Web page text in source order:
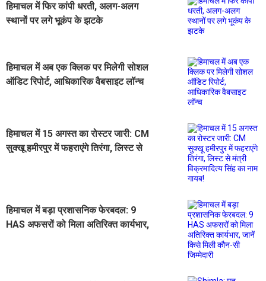
हिमाचल में फिर कांपी धरती, अलग-अलग
स्थानों पर लगे भूकंप के झटके
हिमाचल में अब एक क्लिक पर मिलेगी सोशल
ऑडिट रिपोर्ट, आधिकारिक वैबसाइट लॉन्च
हिमाचल में 15 अगस्त का रोस्टर जारी: CM
सुक्खू हमीरपुर में फहराएंगे तिरंगा, लिस्ट से
हिमाचल में बड़ा प्रशासनिक फेरबदल: 9
HAS अफसरों को मिला अतिरिक्त कार्यभार,